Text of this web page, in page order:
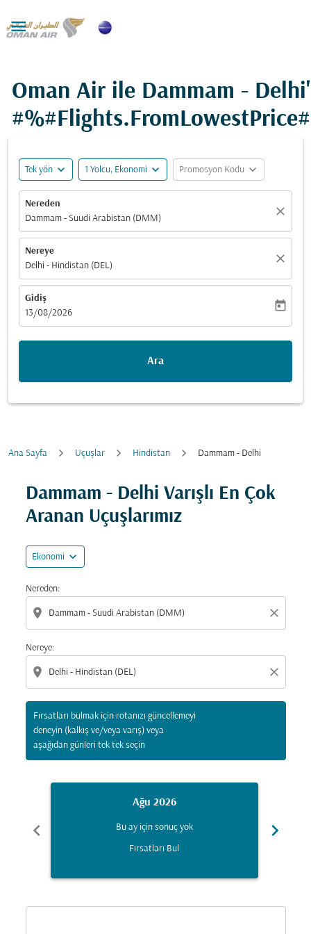

Oman Air ile Dammam -
Tek yön expand_more 1 Yolcu, Ekonomi expand_more Promosyon Kodu expand_more
Nereden
Dammam - Suudi Arabistan (DMM)
close
Nereye
Delhi - Hindistan (DEL)
close
Gidiş
fc-booking-departure-date-aria-label
13/08/2026
today
Ara
Ana Sayfa Uçuşlar Hindistan Dammam - Delhi
Dammam - Delhi Varışlı En Çok
Aranan Uçuşlarımız
Ekonomi expand_more
Nereden:
location_on close
Nereye:
location_on close
Fırsatları bulmak için rotanızı güncellemeyi
deneyin (kalkış ve/veya varış) veya
aşağıdan günleri tek tek seçin
Fırsatları bulmak için rotanızı güncellemeyi deneyin
chevron_left
Ağu 2026
Bu ay için sonuç yok
Fırsatları Bul
chevron_right